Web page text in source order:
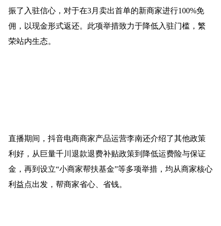
振了入驻信心，对于在3月卖出首单的新商家进行100%免
佣，以现金形式返还。此项举措致力于降低入驻门槛，繁
荣站内生态。
直播期间，抖音电商商家产品运营李南还介绍了其他政策
利好，从巨量千川退款退费补贴政策到降低运费险与保证
金，再到设立“小商家帮扶基金”等多项举措，均从商家核心
利益点出发，帮商家省心、省钱。